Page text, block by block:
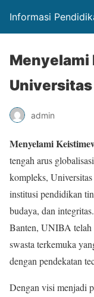
Informasi
Menyelami
Universitas
admin
Menyelami
tengah arus
kompleks,
institusi pendidikan
budaya, dan
Banten, UNIBA telah
swasta terkemuka
dengan pendekatan
Dengan visi menjadi